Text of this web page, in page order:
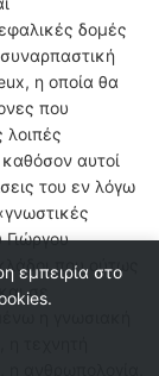
δομές
η οποία θα
που
λοιπές
αυτοί
του εν λόγω
που ούτως
σε
η γνωσιακή
τεχνητή
εμπειρία στο